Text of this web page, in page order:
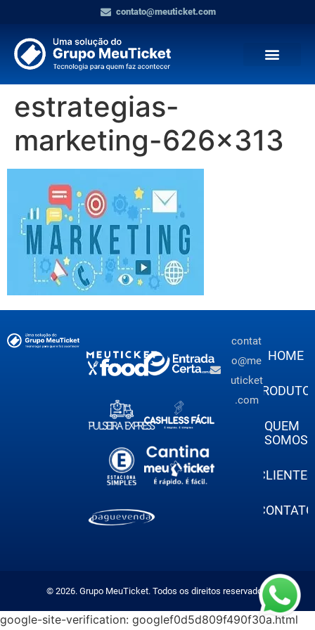
contato@meuticket.com
estrategias-
marketing-626×313
contat
o@me
uticket
.com
HOME
QUEM
SOMOS
CLIENTES
CONTATO
© 2026. Grupo MeuTicket. Todos os direitos reservados.
google-site-verification: googlef0d5d809f490f30a.html